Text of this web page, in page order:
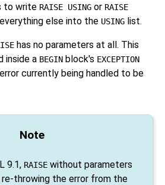
to write RAISE USING or RAISE
else into the USING list.
has no parameters at all. This
inside a BEGIN block's EXCEPTION
currently being handled to be
Note
9.1, RAISE without parameters
throwing the error from the